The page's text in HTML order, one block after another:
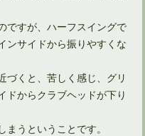
が凄いのは何で？
ヤード飛ばすには
ですが、ハーフスイングで
ンサイドから振りやすくな
づくと、苦しく感じ、グリ
ドからクラブヘッドが下り
うということです。